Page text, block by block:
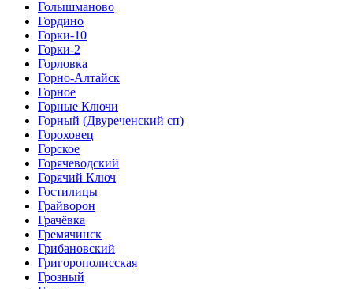
Голышманово
Гордино
Горки-10
Горки-2
Горловка
Горно-Алтайск
Горное
Горные Ключи
Горный (Двуреченский сп)
Гороховец
Горское
Горячеводский
Горячий Ключ
Гостилицы
Грайворон
Грачёвка
Гремячинск
Грибановский
Григорополисская
Грозный